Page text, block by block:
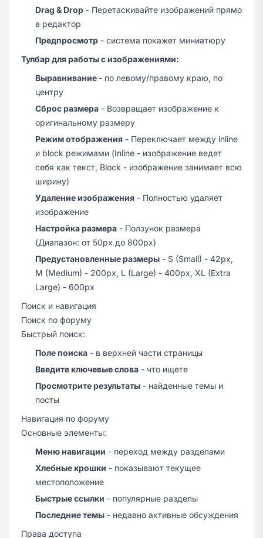
Drag & Drop - Перетаскивайте изображений прямо
в редактор
Предпросмотр - система покажет миниатюру
Тулбар для работы с изображениями:
Выравнивание - по левому/правому краю, по
центру
Сброс размера - Возвращает изображение к
оригинальному размеру
Режим отображения - Переключает между inline
и block режимами (Inline - изображение ведет
себя как текст, Block - изображение занимает всю
ширину)
Удаление изображения - Полностью удаляет
изображение
Настройка размера - Ползунок размера
(Диапазон: от 50px до 800px)
Предустановленные размеры - S (Small) - 42px,
M (Medium) - 200px, L (Large) - 400px, XL (Extra
Large) - 600px
Поиск и навигация
Поиск по форуму
Быстрый поиск:
Поле поиска - в верхней части страницы
Введите ключевые слова - что ищете
Просмотрите результаты - найденные темы и
посты
Навигация по форуму
Основные элементы:
Меню навигации - переход между разделами
Хлебные крошки - показывают текущее
местоположение
Быстрые ссылки - популярные разделы
Последние темы - недавно активные обсуждения
Права доступа